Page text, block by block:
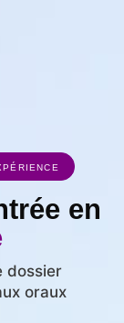
en
dossier
oraux